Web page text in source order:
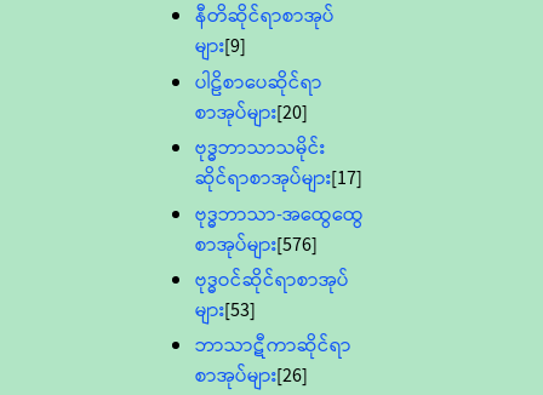
နီတိဆိုင်ရာစာအုပ်
များ[9]
ပါဠိစာပေဆိုင်ရာ
စာအုပ်များ[20]
ဗုဒ္ဓဘာသာသမိုင်း
ဆိုင်ရာစာအုပ်များ[17]
ဗုဒ္ဓဘာသာ-အထွေထွေ
စာအုပ်များ[576]
ဗုဒ္ဓဝင်ဆိုင်ရာစာအုပ်
များ[53]
ဘာသာဋီကာဆိုင်ရာ
စာအုပ်များ[26]